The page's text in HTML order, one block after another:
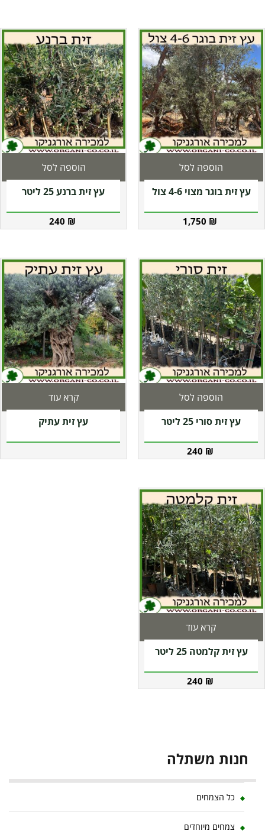
עץ זית בוגר מצוי 4-6 צול
1,750 ₪
הוספה לסל
עץ זית ברנע 25 ליטר
240 ₪
הוספה לסל
עץ זית סורי 25 ליטר
240 ₪
הוספה לסל
עץ זית עתיק
קרא עוד
עץ זית קלמטה 25 ליטר
240 ₪
קרא עוד
חנות משתלה
כל הצמחים
צמחים מיוחדים